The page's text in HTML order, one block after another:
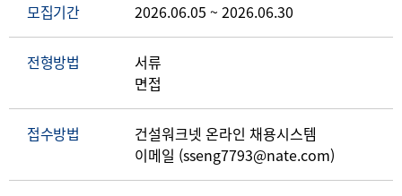
모집기간 2026.06.05 ~ 2026.06.30
전형방법
서류
면접
접수방법
건설워크넷 온라인 채용시스템
이메일 (sseng7793@nate.com)